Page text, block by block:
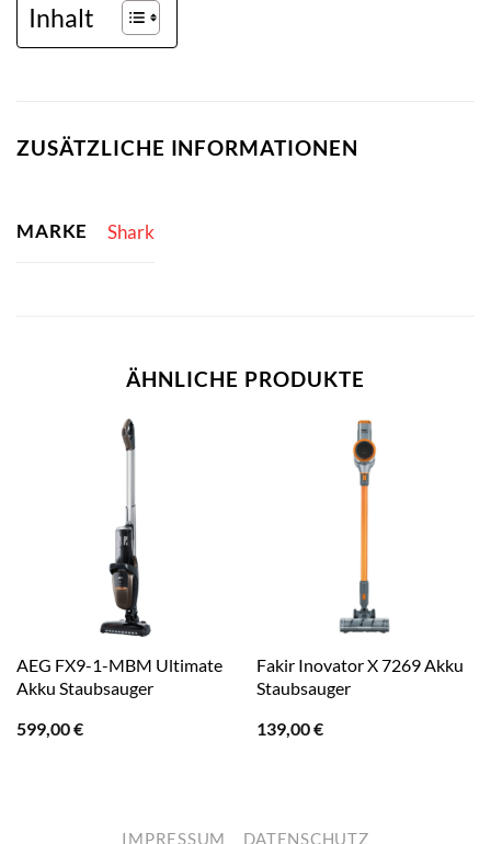
Inhalt
ZUSÄTZLICHE INFORMATIONEN
MARKE Shark
ÄHNLICHE PRODUKTE
AEG FX9-1-MBM Ultimate
Akku Staubsauger
599,00€
Fakir Inovator X 7269 Akku
Staubsauger
139,00€
IMPRESSUM DATENSCHUTZ